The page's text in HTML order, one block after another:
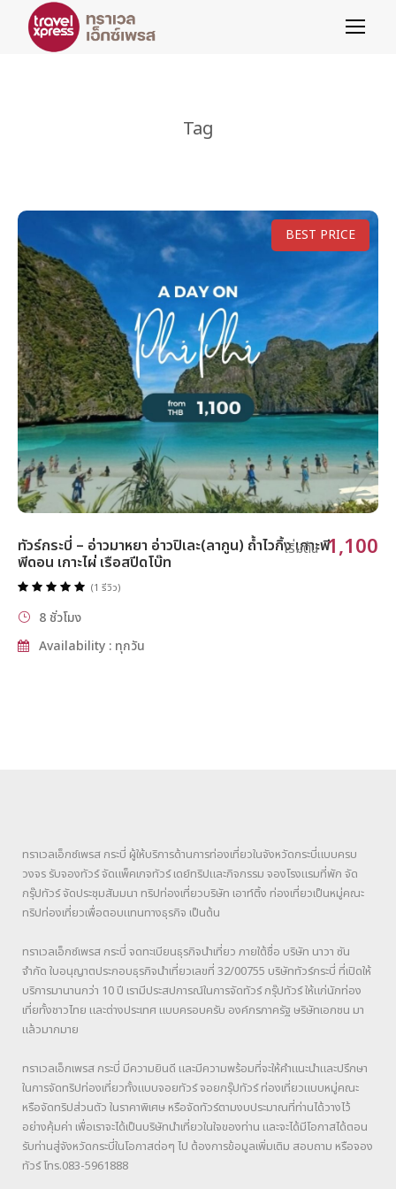
Tag
BEST PRICE
ทัวร์กระบี่ – อ่าวมาหยา อ่าวปิเละ(ลากูน) ถ้ำไวกิ้ง เกาะพี
พีดอน เกาะไผ่ เรือสปีดโบ๊ท
เริ่มต้น 1,100
8 ชั่วโมง
Availability : ทุกวัน
(1 รีวิว)
ทราเวลเอ็กซ์เพรส กระบี่ ผู้ให้บริการด้านการท่องเที่ยวในจังหวัดกระบี่แบบครบ
วงจร รับจองทัวร์ จัดแพ็คเกจทัวร์ เดย์ทริปและกิจกรรม จองโรงแรมที่พัก จัด
กรุ๊ปทัวร์ จัดประชุมสัมมนา ทริปท่องเที่ยวบริษัท เอาท์ติ้ง ท่องเที่ยวเป็นหมู่คณะ
ทริปท่องเที่ยวเพื่อตอบแทนทางธุรกิจ เป็นต้น
ทราเวลเอ็กซ์เพรส กระบี่ จดทะเบียนธุรกิจนำเที่ยว ภายใต้ชื่อ บริษัท นาวา ซัน
จำกัด ใบอนุญาตประกอบธุรกิจนำเที่ยวเลขที่ 32/00755 บริษัททัวร์กระบี่ ที่เปิดให้
บริการมานานกว่า 10 ปี เรามีประสปการณ์ในการจัดทัวร์ กรุ๊ปทัวร์ ให้แก่นักท่อง
เที่ยทั้งชาวไทย และต่างประเทศ แบบครอบครับ องค์กรภาครัฐ ษริษัทเอกชน มา
แล้วมากมาย
ทราเวลเอ็กเพรส กระบี่ มีความยินดี และมีความพร้อมที่จะให้คำแนะนำและปรึกษา
ในการจัดทริปท่องเที่ยวทั้งแบบจอยทัวร์ จอยกรุ๊ปทัวร์ ท่องเที่ยวแบบหมู่คณะ
หรือจัดทริปส่วนตัว ในราคาพิเศษ หรือจัดทัวร์ตามงบประมาณที่ท่านได้วางไว้
อย่างคุ้มค่า เพื่อเราจะได้เป็นบริษัทนำเที่ยวในใจของท่าน และจะได้มีโอกาสได้ตอน
รับท่านสู่จังหวัดกระบี่ในโอกาสต่อๆ ไป ต้องการข้อมูลเพิ่มเติม สอบถาม หรือจอง
ทัวร์ โทร.083-5961888